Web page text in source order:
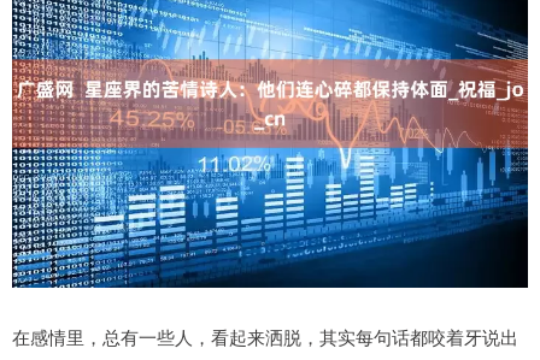
在感情里，总有一些人，看起来洒脱，其实每句话都咬着牙说出